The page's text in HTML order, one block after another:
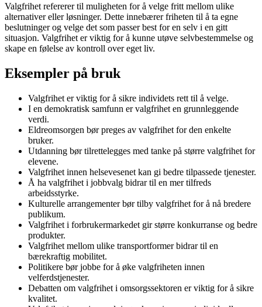
Valgfrihet refererer til muligheten for å velge fritt mellom ulike
alternativer eller løsninger. Dette innebærer friheten til å ta egne
beslutninger og velge det som passer best for en selv i en gitt
situasjon. Valgfrihet er viktig for å kunne utøve selvbestemmelse og
skape en følelse av kontroll over eget liv.
Eksempler på bruk
Valgfrihet er viktig for å sikre individets rett til å velge.
I en demokratisk samfunn er valgfrihet en grunnleggende
verdi.
Eldreomsorgen bør preges av valgfrihet for den enkelte
bruker.
Utdanning bør tilrettelegges med tanke på større valgfrihet for
elevene.
Valgfrihet innen helsevesenet kan gi bedre tilpassede tjenester.
Å ha valgfrihet i jobbvalg bidrar til en mer tilfreds
arbeidsstyrke.
Kulturelle arrangementer bør tilby valgfrihet for å nå bredere
publikum.
Valgfrihet i forbrukermarkedet gir større konkurranse og bedre
produkter.
Valgfrihet mellom ulike transportformer bidrar til en
bærekraftig mobilitet.
Politikere bør jobbe for å øke valgfriheten innen
velferdstjenester.
Debatten om valgfrihet i omsorgssektoren er viktig for å sikre
kvalitet.